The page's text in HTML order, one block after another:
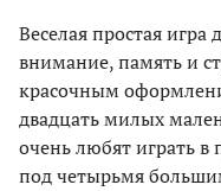
Веселая простая
внимание, память и
красочным
двадцать милых
очень любят играть в
под четырьмя